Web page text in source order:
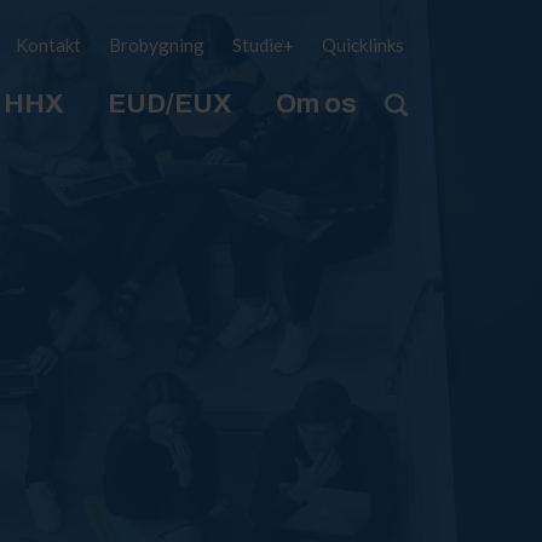
Kontakt Brobygning Studie+ Quicklinks
HHX EUD/EUX Om os